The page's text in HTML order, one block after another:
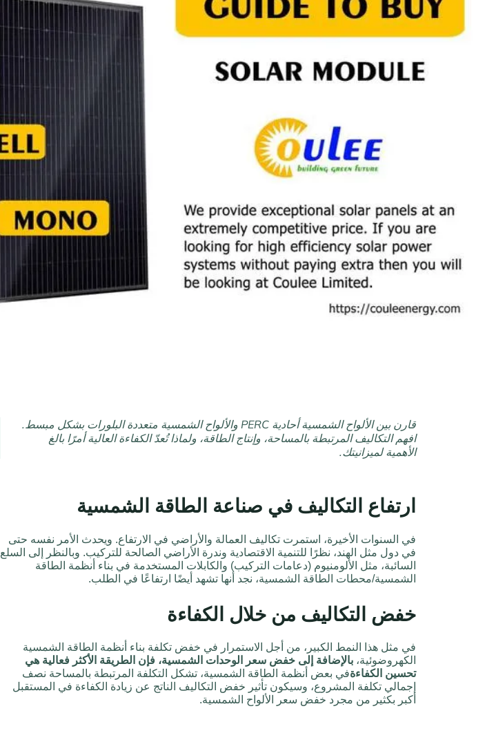
قارن بين الألواح الشمسية أحادية PERC والألواح الشمسية متعددة البلورات بشكل مبسط.
افهم التكاليف المرتبطة بالمساحة، وإنتاج الطاقة، ولماذا تُعدّ الكفاءة العالية أمرًا بالغ
الأهمية لميزانيتك.
ارتفاع التكاليف في صناعة الطاقة الشمسية
في السنوات الأخيرة، استمرت تكاليف العمالة والأراضي في الارتفاع. ويحدث الأمر نفسه حتى
في دول مثل الهند، نظرًا للتنمية الاقتصادية وندرة الأراضي الصالحة للتركيب. وبالنظر إلى السلع
السائبة، مثل الألومنيوم (دعامات التركيب) والكابلات المستخدمة في بناء أنظمة الطاقة
الشمسية/محطات الطاقة الشمسية، نجد أنها تشهد أيضًا ارتفاعًا في الطلب.
خفض التكاليف من خلال الكفاءة
في مثل هذا النمط الكبير، من أجل الاستمرار في خفض تكلفة بناء أنظمة الطاقة الشمسية
الكهروضوئية، بالإضافة إلى خفض سعر الوحدات الشمسية، فإن الطريقة الأكثر فعالية هي
تحسين الكفاءةفي بعض أنظمة الطاقة الشمسية، تشكل التكلفة المرتبطة بالمساحة نصف
إجمالي تكلفة المشروع، وسيكون تأثير خفض التكاليف الناتج عن زيادة الكفاءة في المستقبل
أكبر بكثير من مجرد خفض سعر الألواح الشمسية.